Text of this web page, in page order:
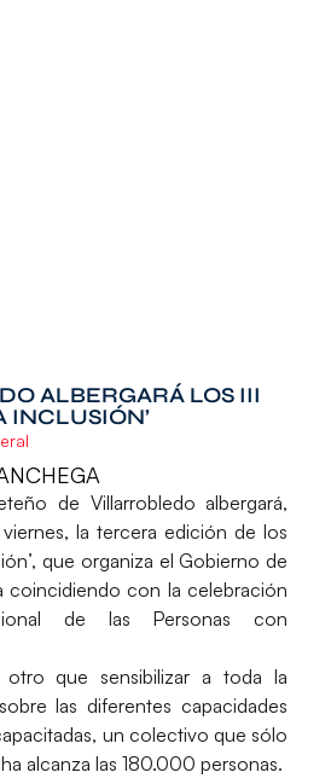
ALBERGARÁ LOS III
INCLUSIÓN’
de Villarrobledo albergará,
la tercera edición de los
que organiza el Gobierno de
coincidiendo con la celebración
de las Personas con
que sensibilizar a toda la
las diferentes capacidades
un colectivo que sólo
alcanza las 180.000 personas.